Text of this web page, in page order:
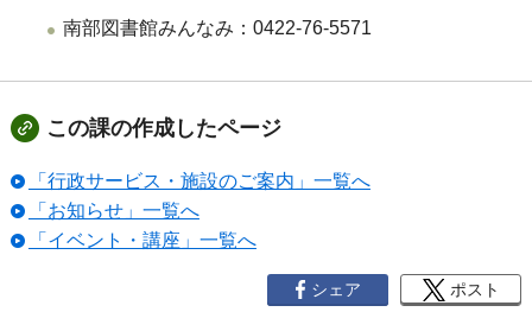
南部図書館みんなみ：0422-76-5571
この課の作成したページ
「行政サービス・施設のご案内」一覧へ
「お知らせ」一覧へ
「イベント・講座」一覧へ
シェア ポスト